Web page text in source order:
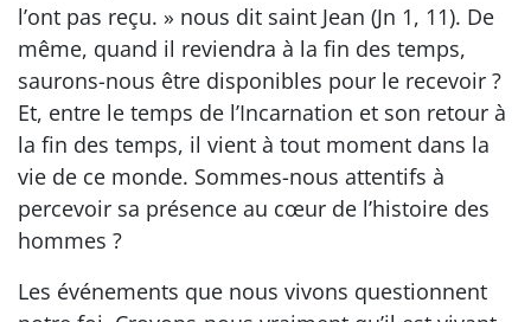
l’ont pas reçu. » nous dit saint Jean (Jn 1, 11). De
même, quand il reviendra à la fin des temps,
saurons-nous être disponibles pour le recevoir ?
Et, entre le temps de l’Incarnation et son retour à
la fin des temps, il vient à tout moment dans la
vie de ce monde. Sommes-nous attentifs à
percevoir sa présence au cœur de l’histoire des
hommes ?
Les événements que nous vivons questionnent